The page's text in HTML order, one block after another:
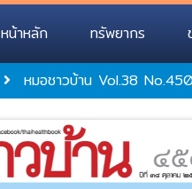
หน้าหลัก ทรัพยากร
หมอชาวบ้าน Vol.38